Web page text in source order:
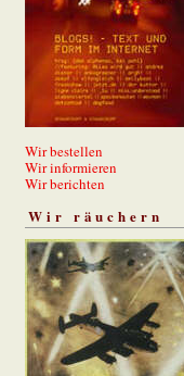
Wir bestellen
Wir informieren
Wir berichten
Wir räuchern